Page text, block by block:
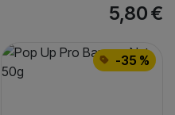
5,80€
-35 %